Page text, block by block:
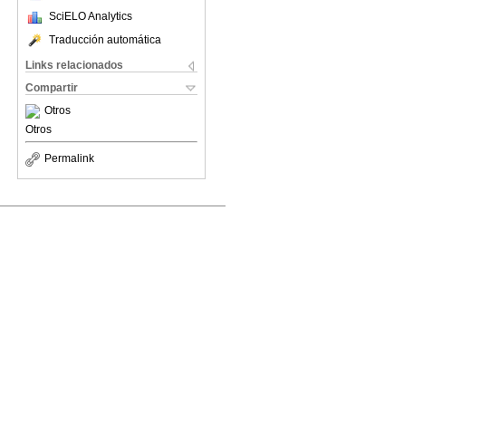
SciELO Analytics
Traducción automática
Links relacionados
Compartir
Otros
Otros
Permalink